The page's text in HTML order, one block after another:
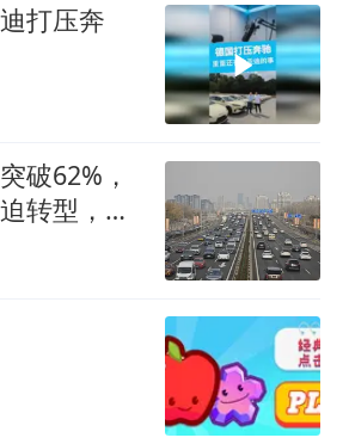
打压奔
破62%，
转型，油